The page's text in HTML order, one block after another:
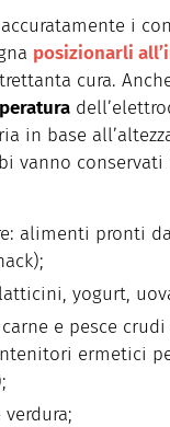
i
posizionarli
cura.
in base
vanno conservati
alimenti pronti
yogurt,
e pesce
ermetici